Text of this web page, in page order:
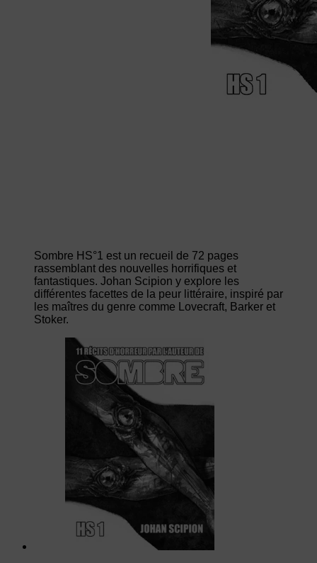
Sombre HS°1 est un recueil de 72 pages
rassemblant des nouvelles horrifiques et
fantastiques. Johan Scipion y explore les
différentes facettes de la peur littéraire, inspiré par
les maîtres du genre comme Lovecraft, Barker et
Stoker.